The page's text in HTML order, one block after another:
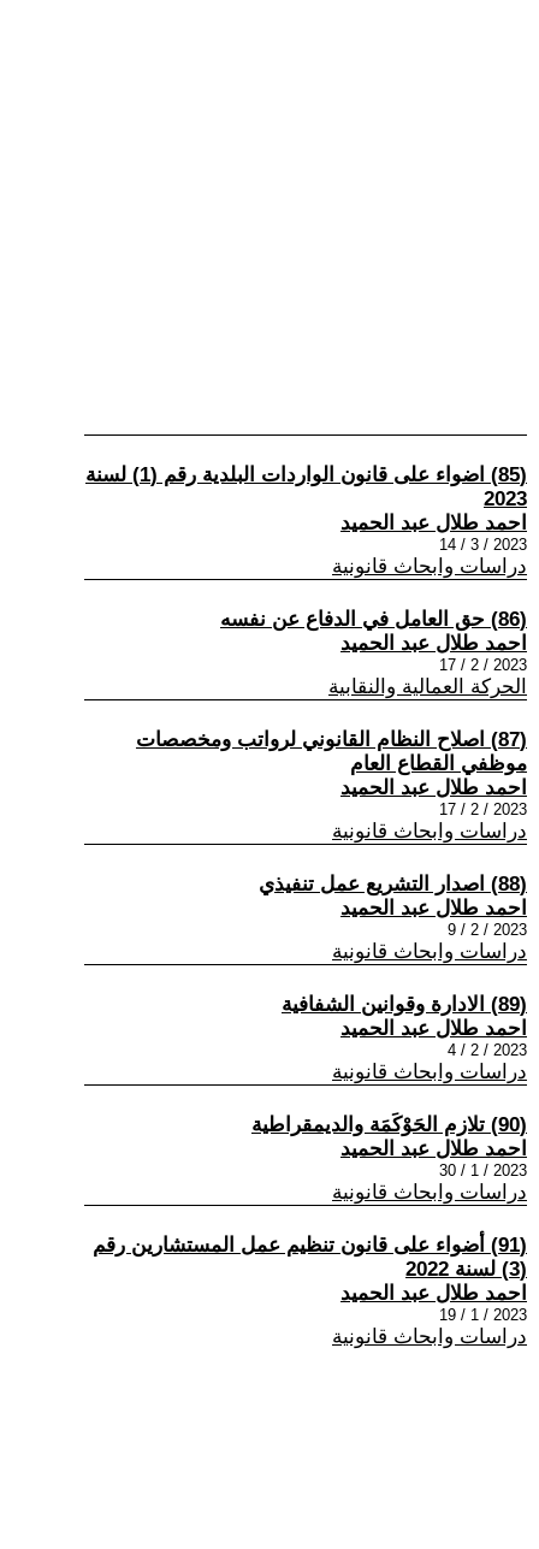
(85) اضواء على قانون الواردات البلدية رقم (1) لسنة
2023
احمد طلال عبد الحميد
2023 / 3 / 14
دراسات وابحاث قانونية
(86) حق العامل في الدفاع عن نفسه
احمد طلال عبد الحميد
2023 / 2 / 17
الحركة العمالية والنقابية
(87) اصلاح النظام القانوني لرواتب ومخصصات
موظفي القطاع العام
احمد طلال عبد الحميد
2023 / 2 / 17
دراسات وابحاث قانونية
(88) اصدار التشريع عمل تنفيذي
احمد طلال عبد الحميد
2023 / 2 / 9
دراسات وابحاث قانونية
(89) الادارة وقوانين الشفافية
احمد طلال عبد الحميد
2023 / 2 / 4
دراسات وابحاث قانونية
(90) تلازم الحَوْكَمَة والديمقراطية
احمد طلال عبد الحميد
2023 / 1 / 30
دراسات وابحاث قانونية
(91) أضواء على قانون تنظيم عمل المستشارين رقم
(3) لسنة 2022
احمد طلال عبد الحميد
2023 / 1 / 19
دراسات وابحاث قانونية